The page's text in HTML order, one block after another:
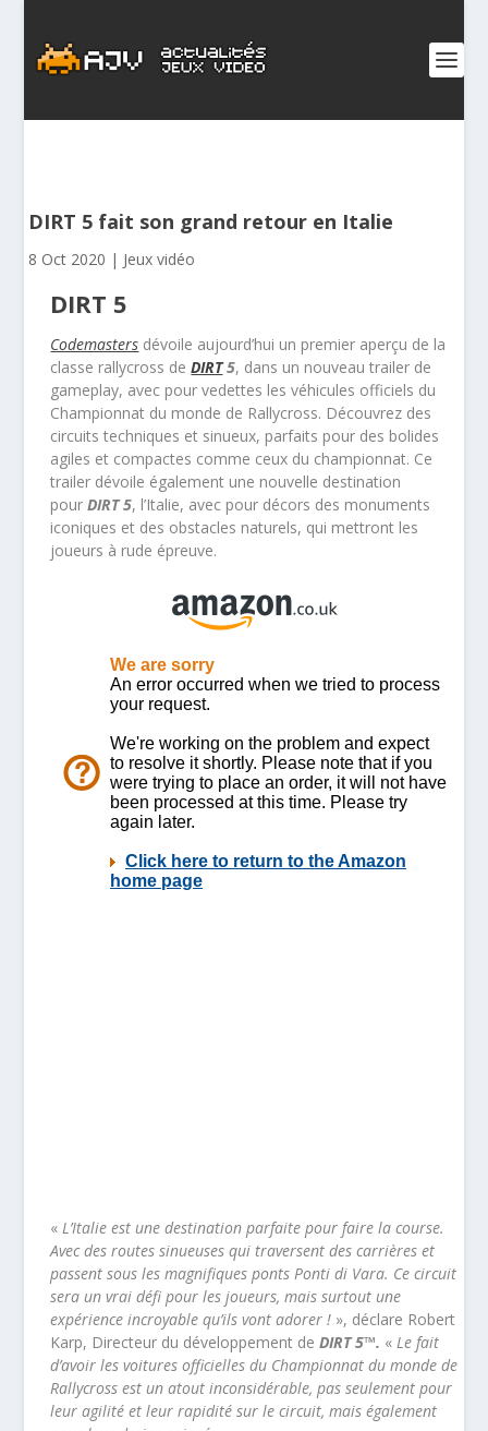
DIRT 5 fait son grand retour en Italie
8 Oct 2020 | Jeux vidéo
DIRT 5
Codemasters dévoile aujourd’hui un premier aperçu de la
classe rallycross deDIRT5, dans un nouveau trailer de
gameplay, avec pour vedettes les véhicules officiels du
Championnat du monde de Rallycross. Découvrez des
circuits techniques et sinueux, parfaits pour des bolides
agiles et compactes comme ceux du championnat. Ce
trailer dévoile également une nouvelle destination
pourDIRT 5, l’Italie, avec pour décors des monuments
iconiques et des obstacles naturels, qui mettront les
joueurs à rude épreuve.
« L’Italie est une destination parfaite pour faire la course.
Avec des routes sinueuses qui traversent des carrières et
passent sous les magnifiques ponts Ponti di Vara. Ce circuit
sera un vrai défi pour les joueurs, mais surtout une
expérience incroyable qu’ils vont adorer ! », déclare Robert
Karp, Directeur du développement de DIRT 5™. « Le fait
d’avoir les voitures officielles du Championnat du monde de
Rallycross est un atout inconsidérable, pas seulement pour
leur agilité et leur rapidité sur le circuit, mais également